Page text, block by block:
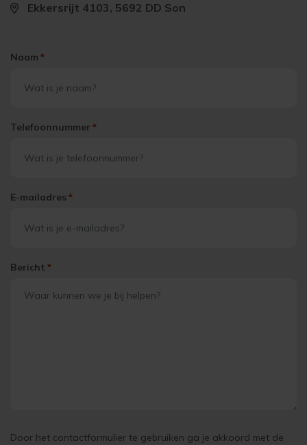
Ekkersrijt 4103, 5692 DD Son
Naam *
Telefoonnummer *
E-mailadres *
Bericht *
Door het contactformulier te gebruiken ga je akkoord met de